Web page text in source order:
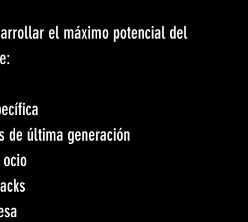
el máximo potencial del
de última generación